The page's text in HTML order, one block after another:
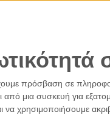
πρόσβαση σε
μια συσκευή για
να χρησιμοποιήσουμε